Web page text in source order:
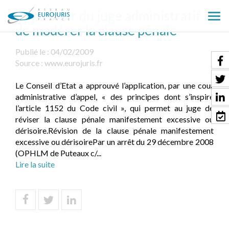
le
Le pouvoir du juge administratif
de modérer la clause pénale
Publié le : 04/02/2009
Source : www.eurojuris.fr
Le Conseil d’Etat a approuvé l’application, par une cour
administrative d’appel, « des principes dont s’inspire
l’article 1152 du Code civil », qui permet au juge de
réviser la clause pénale manifestement excessive ou
dérisoire.Révision de la clause pénale manifestement
excessive ou dérisoirePar un arrêt du 29 décembre 2008
(OPHLM de Puteaux c/...
Lire la suite